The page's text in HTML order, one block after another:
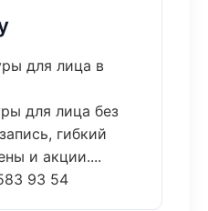
для лица в
для лица без
гибкий
и акции....
93 54